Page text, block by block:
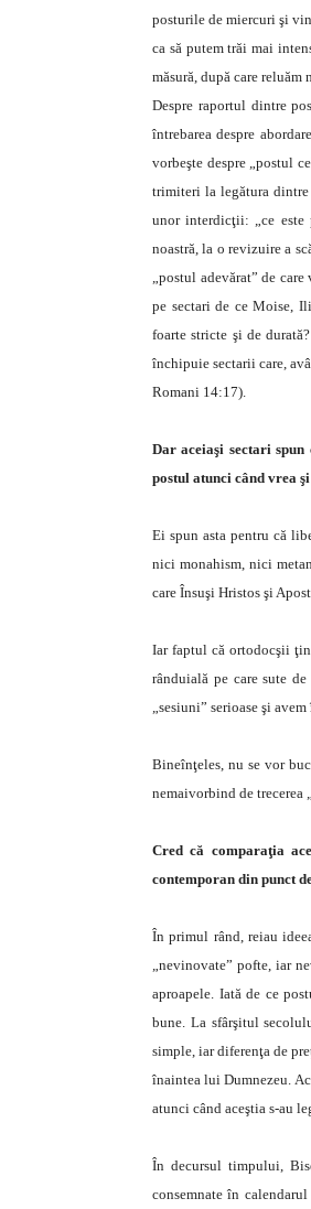
posturile de miercuri şi
ca să putem trăi mai
măsură, după care
Despre raportul dintre
întrebarea despre
vorbeşte despre „postul
trimiteri la legătura dintre
unor interdicţii: „ce este
noastră, la o revizuire a
„postul adevărat” de
pe sectari de ce Moise,
foarte stricte şi de
închipuie sectarii care,
Romani 14:17).
Dar aceiaşi sectari
postul atunci când vrea
Ei spun asta pentru că
nici monahism, nici
care Însuşi Hristos şi
Iar faptul că ortodocşii
rânduială pe care sute
„sesiuni” serioase şi
Bineînţeles, nu se vor
nemaivorbind de
Cred că comparaţia
contemporan din punct
În primul rând, reiau
„nevinovate” pofte, iar
aproapele. Iată de ce
bune. La sfârşitul
simple, iar diferenţa de
înaintea lui Dumnezeu.
atunci când aceştia s-au
În decursul timpului,
consemnate în